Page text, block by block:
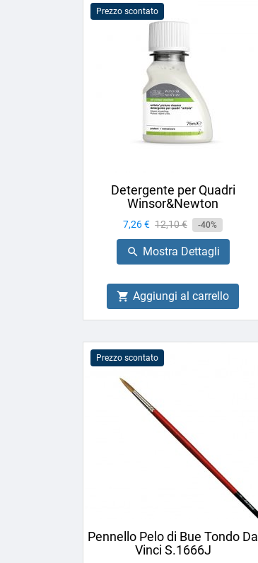
Prezzo scontato
Detergente per Quadri
Winsor&Newton
Prezzo
7,26 € Prezzo
base
12,10 € -40%
 Mostra Dettagli
 Aggiungi al carrello
Prezzo scontato
Pennello Pelo di Bue Tondo Da
Vinci S.1666J